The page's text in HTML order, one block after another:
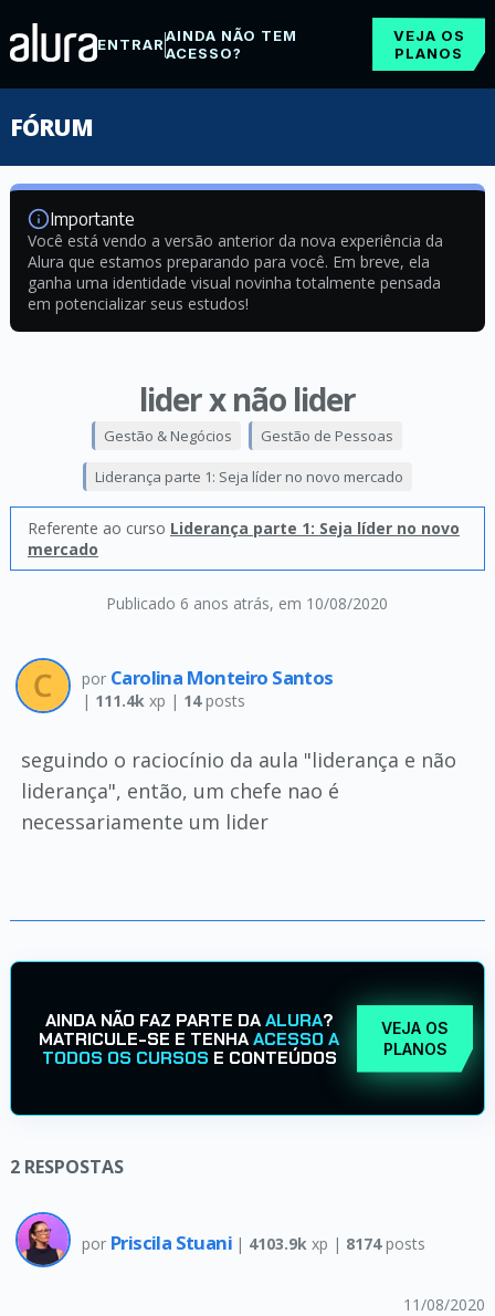
ENTRARAINDA NÃO TEM
ACESSO?
VEJA OS
PLANOS
FÓRUM
Importante
Você está vendo a versão anterior da nova experiência da
Alura que estamos preparando para você. Em breve, ela
ganha uma identidade visual novinha totalmente pensada
em potencializar seus estudos!
lider x não lider
Publicado 6 anos atrás, em 10/08/2020
Gestão & Negócios Gestão de Pessoas
Liderança parte 1: Seja líder no novo mercado
Referente ao curso Liderança parte 1: Seja líder no novo
mercado
por Carolina Monteiro Santos
| 111.4kxp | 14posts
seguindo o raciocínio da aula "liderança e não
liderança", então, um chefe nao é
necessariamente um lider
AINDA NÃO FAZ PARTE DAALURA?
MATRICULE-SE E TENHAACESSO A
TODOS OS CURSOS E CONTEÚDOS
VEJA OS
PLANOS
2 RESPOSTAS
por Priscila Stuani | 4103.9k xp | 8174posts
11/08/2020